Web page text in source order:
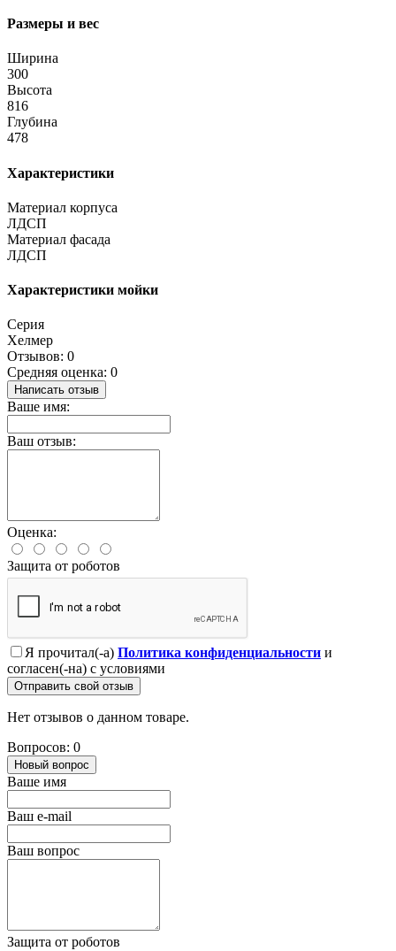
Размеры и вес
Ширина
300
Высота
816
Глубина
478
Характеристики
Материал корпуса
ЛДСП
Материал фасада
ЛДСП
Характеристики мойки
Серия
Хелмер
Отзывов: 0
Средняя оценка: 0
Написать отзыв
Ваше имя:
Ваш отзыв:
Оценка:
Защита от роботов
Я прочитал(-а) Политика конфиденциальности и
согласен(-на) с условиями
Отправить свой отзыв
Нет отзывов о данном товаре.
Вопросов: 0
Новый вопрос
Ваше имя
Ваш e-mail
Ваш вопрос
Защита от роботов